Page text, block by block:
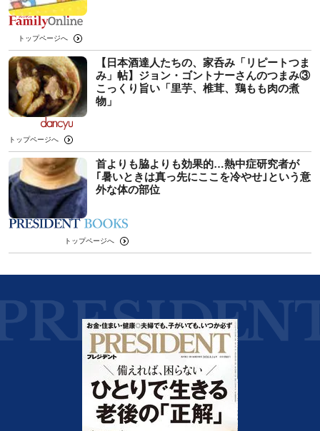
トップページへ
【日本酒達人たちの、家呑み「リピートつま
み」帖】ジョン・ゴントナーさんのつまみ③
こっくり旨い「里芋、椎茸、鶏もも肉の煮
物」
トップページへ
首よりも脇よりも効果的…熱中症研究者が
｢暑いときは真っ先にここを冷やせ｣という意
外な体の部位
トップページへ